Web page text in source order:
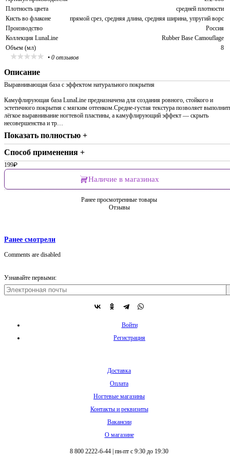
Плотность цвета
средней плотности
Кисть во флаконе
прямой срез, средняя длина, средняя ширина, упругий ворс
Производство
Россия
Коллекция LunaLine
Rubber Base Camouflage
Объем (мл)
8
• 0 отзывов
Описание
Выравнивающая база с эффектом натурального покрытия
Камуфлирующая база LunaLine предназначена для создания ровного, стойкого и
эстетичного покрытия с мягким оттенком.Средне-густая текстура позволяет
лёгкое выравнивание ногтевой пластины, а камуфлирующий эффект — скрыть
несовершенства и тр…
Показать полностью +
Способ применения +
199₽
Наличие в магазинах
Ранее просмотренные товары
Отзывы
Ранее смотрели
Comments are disabled
Узнавайте первыми:
Войти
Регистрация
Доставка
Оплата
Ногтевые магазины
Контакты и реквизиты
Вакансии
О магазине
8 800 2222-6-44 пн-пт с 9:30 до 19:30